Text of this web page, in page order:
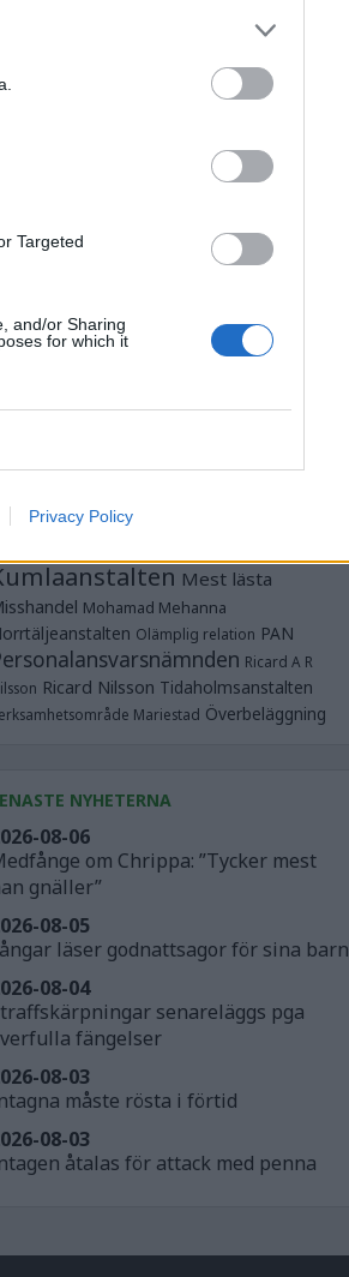
Targeted
and/or Sharing
for which it
Privacy Policy
Anstalten Johannesberg
Anstalten Rödjan
Anstalten
Anstalten
Anstalten Västervik Norra Barn- och
Dubbelbeläggning
ZetterlindGunnar
Häkte Häktet Göteborg
Hansson JK
Mest lästa
Mohamad Mehanna
Olämplig relation PAN
Ricard A R
Ricard Nilsson Tidaholmsanstalten
Mariestad Överbeläggning
NYHETERNA
om Chrippa: ”Tycker mest
gnäller”
08-06
läser godnattsagor för sina barn
08-05
senareläggs pga
fängelser
08-04
måste rösta i förtid
08-03
åtalas för attack med penna
08-03